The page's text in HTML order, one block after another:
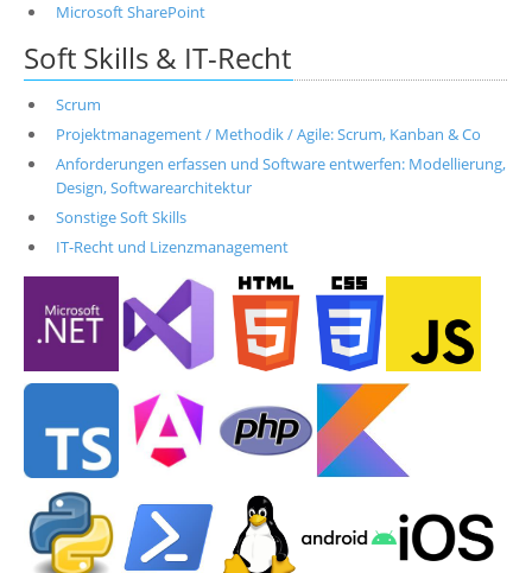
Microsoft SharePoint
Soft Skills & IT-Recht
Scrum
Projektmanagement / Methodik / Agile: Scrum, Kanban & Co
Anforderungen erfassen und Software entwerfen: Modellierung,
Design, Softwarearchitektur
Sonstige Soft Skills
IT-Recht und Lizenzmanagement